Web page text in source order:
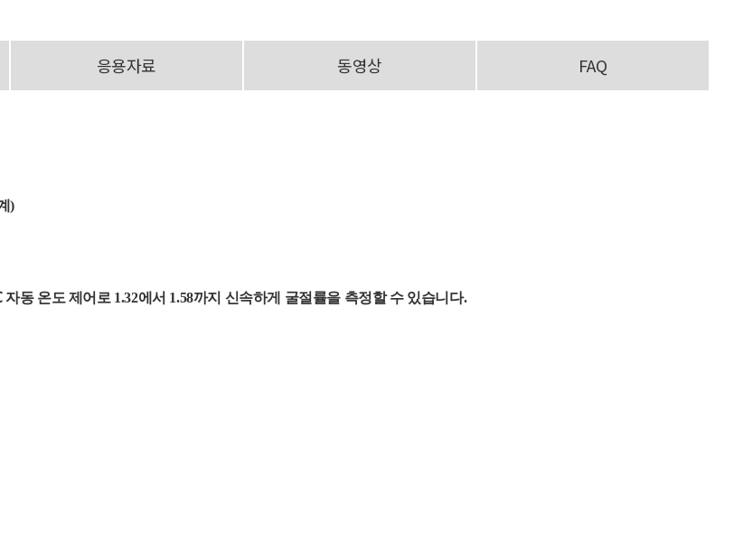
응용자료 동영상 FAQ
)
동 온도 제어로 1.32에서 1.58까지 신속하게 굴절률을 측정할 수 있습니다.